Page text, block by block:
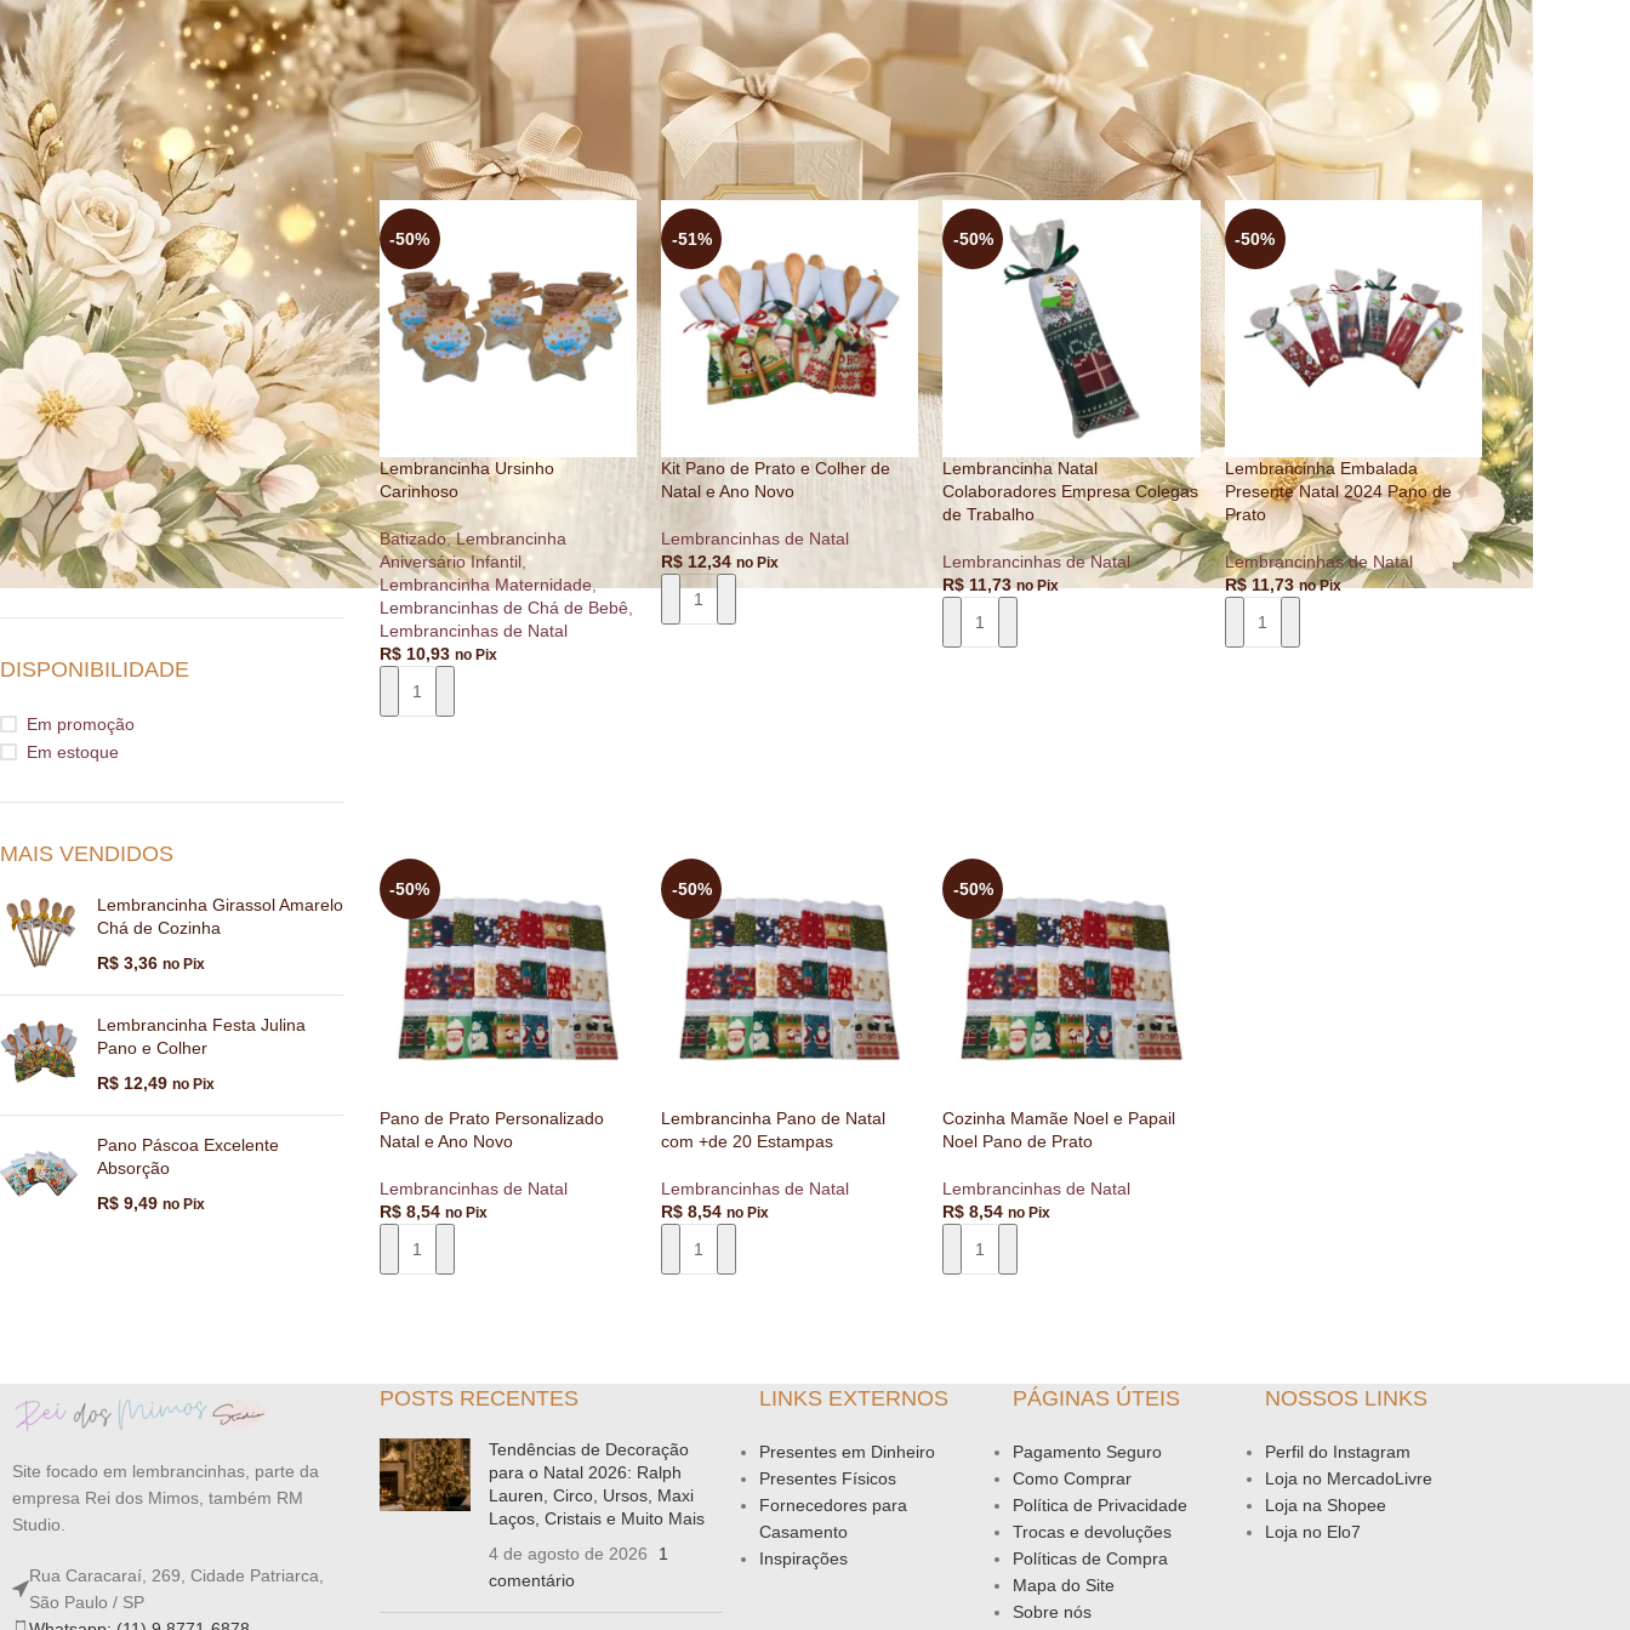
BUSCAR
PREÇO
FILTRAR
CATEGORIAS
DISPONIBILIDADE
Em promoção
Em estoque
MAIS VENDIDOS
Lembrancinha Girassol Amarelo
Chá de Cozinha
R$ 3,36 no Pix
Lembrancinha Festa Julina
Pano e Colher
R$ 12,49 no Pix
Pano Páscoa Excelente
Absorção
R$ 9,49 no Pix
personalizados, com temas natalinos, que encantam e decoram com elegância. Cada item reflete carinho, tornando o Natal ainda mais
especial.
Escolha nossas lembrancinhas e celebre o Natal com presentes que aquecem o coração!
Início»Lembrancinhas de Natal Mostrar 24 32 52 Todos
-50%
Lembrancinha Ursinho
Carinhoso
Batizado, Lembrancinha
Aniversário Infantil,
Lembrancinha Maternidade,
Lembrancinhas de Chá de Bebê,
Lembrancinhas de Natal
R$10,93 no Pix
-51%
Kit Pano de Prato e Colher de
Natal e Ano Novo
Lembrancinhas de Natal
R$ 12,34 no Pix
-50%
Lembrancinha Natal
Colaboradores Empresa Colegas
de Trabalho
Lembrancinhas de Natal
R$11,73 no Pix
-50%
Lembrancinha Embalada
Presente Natal 2024 Pano de
Prato
Lembrancinhas de Natal
R$11,73 no Pix
-50%
Pano de Prato Personalizado
Natal e Ano Novo
Lembrancinhas de Natal
R$8,54 no Pix
-50%
Lembrancinha Pano de Natal
com +de 20 Estampas
Lembrancinhas de Natal
R$ 8,54 no Pix
-50%
Cozinha Mamãe Noel e Papail
Noel Pano de Prato
Lembrancinhas de Natal
R$ 8,54 no Pix
Site focado em lembrancinhas, parte da
empresa Rei dos Mimos, também RM
Studio.
Rua Caracaraí, 269, Cidade Patriarca,
São Paulo / SP
POSTS RECENTES
Tendências de Decoração
para o Natal 2026: Ralph
Lauren, Circo, Ursos, Maxi
Laços, Cristais e Muito Mais
4 de agosto de 2026
1
comentário
LINKS EXTERNOS
Presentes em Dinheiro
Presentes Físicos
Fornecedores para
Casamento
Inspirações
PÁGINAS ÚTEIS
Pagamento Seguro
Como Comprar
Política de Privacidade
Trocas e devoluções
Políticas de Compra
Mapa do Site
Sobre nós
NOSSOS LINKS
Perfil do Instagram
Loja no MercadoLivre
Loja na Shopee
Loja no Elo7